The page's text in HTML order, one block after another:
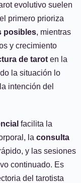
evolutivo suelen
primero prioriza
posibles, mientras
y crecimiento
de tarot en la
la situación lo
intención del
facilita la
la consulta
y las sesiones
continuado. Es
del tarotista